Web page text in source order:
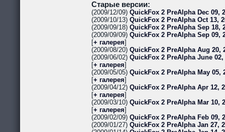
Старые версии:
(2009/12/09) QuickFox 2 PreAlpha Dec 09,
(2009/10/13) QuickFox 2 PreAlpha Oct 13,
(2009/09/18) QuickFox 2 PreAlpha Sep 18,
(2009/09/09) QuickFox 2 PreAlpha Sep 09,
[+ галерея]
(2009/08/20) QuickFox 2 PreAlpha Aug 20,
(2009/06/02) QuickFox 2 PreAlpha June 02,
[+ галерея]
(2009/05/05) QuickFox 2 PreAlpha May 05,
[+ галерея]
(2009/04/12) QuickFox 2 PreAlpha Apr 12,
[+ галерея]
(2009/03/10) QuickFox 2 PreAlpha Mar 10,
[+ галерея]
(2009/02/09) QuickFox 2 PreAlpha Feb 09,
(2009/01/27) QuickFox 2 PreAlpha Jan 27,